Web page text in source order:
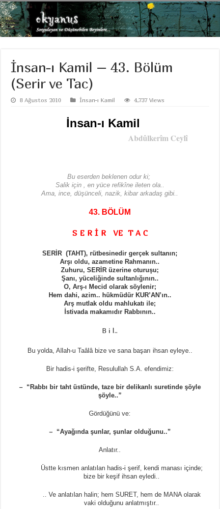
İnsan-ı Kamil – 43. Bölüm
(Serir ve Tac)
8 Ağustos 2010 İnsan-ı Kamil 4,737 Views
İnsan-ı Kamil
Abdûlkerîm Ceylî
Bu eserden beklenen odur ki;
Salik için , en yüce refikîne ileten ola..
Ama, ince, düşünceli, nazik, kibar arkadaş gibi..
43. BÖLÜM
S E R İ R VE T A C
SERİR (TAHT), rütbesinedir gerçek sultanın;
Arşı oldu, azametine Rahmanın..
Zuhuru, SERİR üzerine oturuşu;
Şanı, yüceliğinde sultanlığının..
O, Arş-ı Mecid olarak söylenir;
Hem dahi, azim.. hükmüdür KUR’AN’ın..
Arş mutlak oldu mahlukatı ile;
İstivada makamıdır Rabbının..
B i l..
Bu yolda, Allah-u Taâlâ bize ve sana başarı ihsan eyleye..
Bir hadis-i şerifte, Resulullah S.A. efendimiz:
– “Rabbı bir taht üstünde, taze bir delikanlı suretinde şöyle
şöyle..”
Gördüğünü ve:
– “Ayağında şunlar, şunlar olduğunu..”
Anlatır..
Üstte kısmen anlatılan hadis-i şerif, kendi manası içinde;
bize bir keşif ihsan eyledi..
.. Ve anlatılan halin; hem SURET, hem de MANA olarak
vaki olduğunu anlatmıştır..